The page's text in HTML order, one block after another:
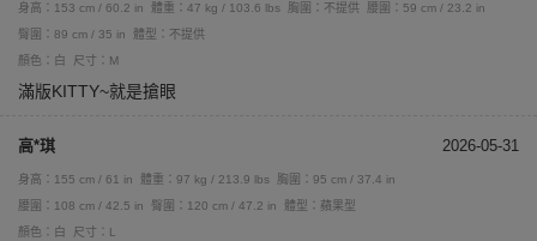
身高：153 cm / 60.2 in 體重：47 kg / 103.6 lbs 胸圍：不提供
腰圍：59 cm / 23.2 in
臀圍：89 cm / 35 in
體型：不提供
顏色：白
尺寸：M
滿版KITTY~就是搶眼
高*琪 2026-05-31
身高：155 cm / 61 in 體重：97 kg / 213.9 lbs
胸圍：95 cm / 37.4 in
腰圍：108 cm / 42.5 in
臀圍：120 cm / 47.2 in
體型：蘋果型
顏色：白
尺寸：L